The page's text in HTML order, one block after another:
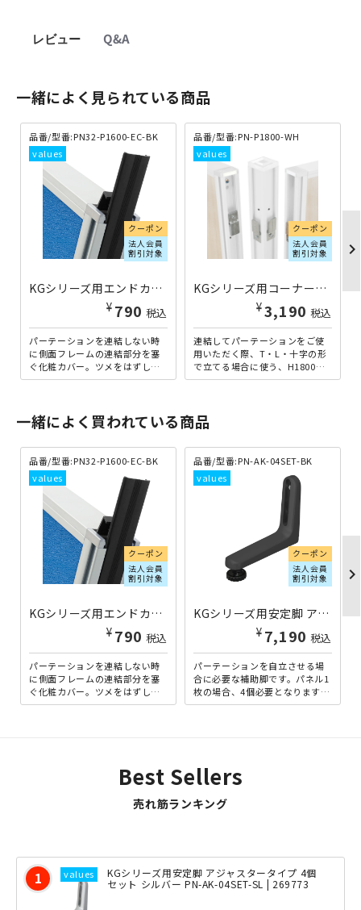
レビュー Q&A
一緒によく見られている商品
品番/型番:PN32-P1600-EC-BK
クーポン
法人会員
割引対象
KGシリーズ用エンドカバーH1600 ブラック PN32-P1600-EC-BK | 269502
¥ 790 税込
パーテーションを連結しない時
に側面フレームの連結部分を塞
ぐ化粧カバー。ツメをはずしエ
ンドカバーを装着することで、
品番/型番:PN-P1800-WH
クーポン
法人会員
割引対象
KGシリーズ用コーナーポールH1800 ホワイト PN-P1800-WH | 269724
¥3,190 税込
連結してパーテーションをご使
用いただく際、T・L・十字の形
で立てる場合に使う、H1800用
コーナーポールです。コーナー
chevron_right
一緒によく買われている商品
品番/型番:PN32-P1600-EC-BK
クーポン
法人会員
割引対象
KGシリーズ用エンドカバーH1600 ブラック PN32-P1600-EC-BK | 269502
¥ 790 税込
パーテーションを連結しない時
に側面フレームの連結部分を塞
ぐ化粧カバー。ツメをはずしエ
ンドカバーを装着することで、
品番/型番:PN-AK-04SET-BK
クーポン
法人会員
割引対象
KGシリーズ用安定脚 アジャスタータイプ 4個セット ブラック PN-AK-04SET-BK | 269774
¥ 7,190 税込
パーテーションを自立させる場
合に必要な補助脚です。パネル1
枚の場合、4個必要となります。
意外と重量のあるローパーテー
chevron_right
Best Sellers
売れ筋ランキング
KGシリーズ用安定脚 アジャスタータイプ 4個
セット シルバー PN-AK-04SET-SL | 269773